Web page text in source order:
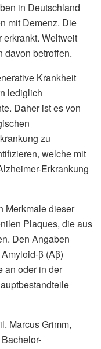
in Deutschland
mit Demenz. Die
Weltweit
davon betroffen.
Krankheit
lediglich
Daher ist es von
zu
welche mit
Erkrankung
Merkmale dieser
Plaques, die aus
Den Angaben
β (Aβ)
an oder in der
Marcus Grimm,